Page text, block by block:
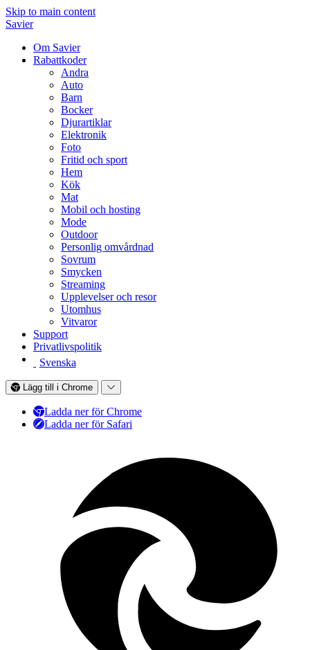
Skip to main content
Savier
Om Savier
Rabattkoder
Andra
Auto
Barn
Bocker
Djurartiklar
Elektronik
Foto
Fritid och sport
Hem
Kök
Mat
Mobil och hosting
Mode
Outdoor
Personlig omvårdnad
Sovrum
Smycken
Streaming
Upplevelser och resor
Utomhus
Vitvaror
Support
Privatlivspolitik
Svenska
Lägg till i Chrome
Ladda ner för Chrome
Ladda ner för Safari